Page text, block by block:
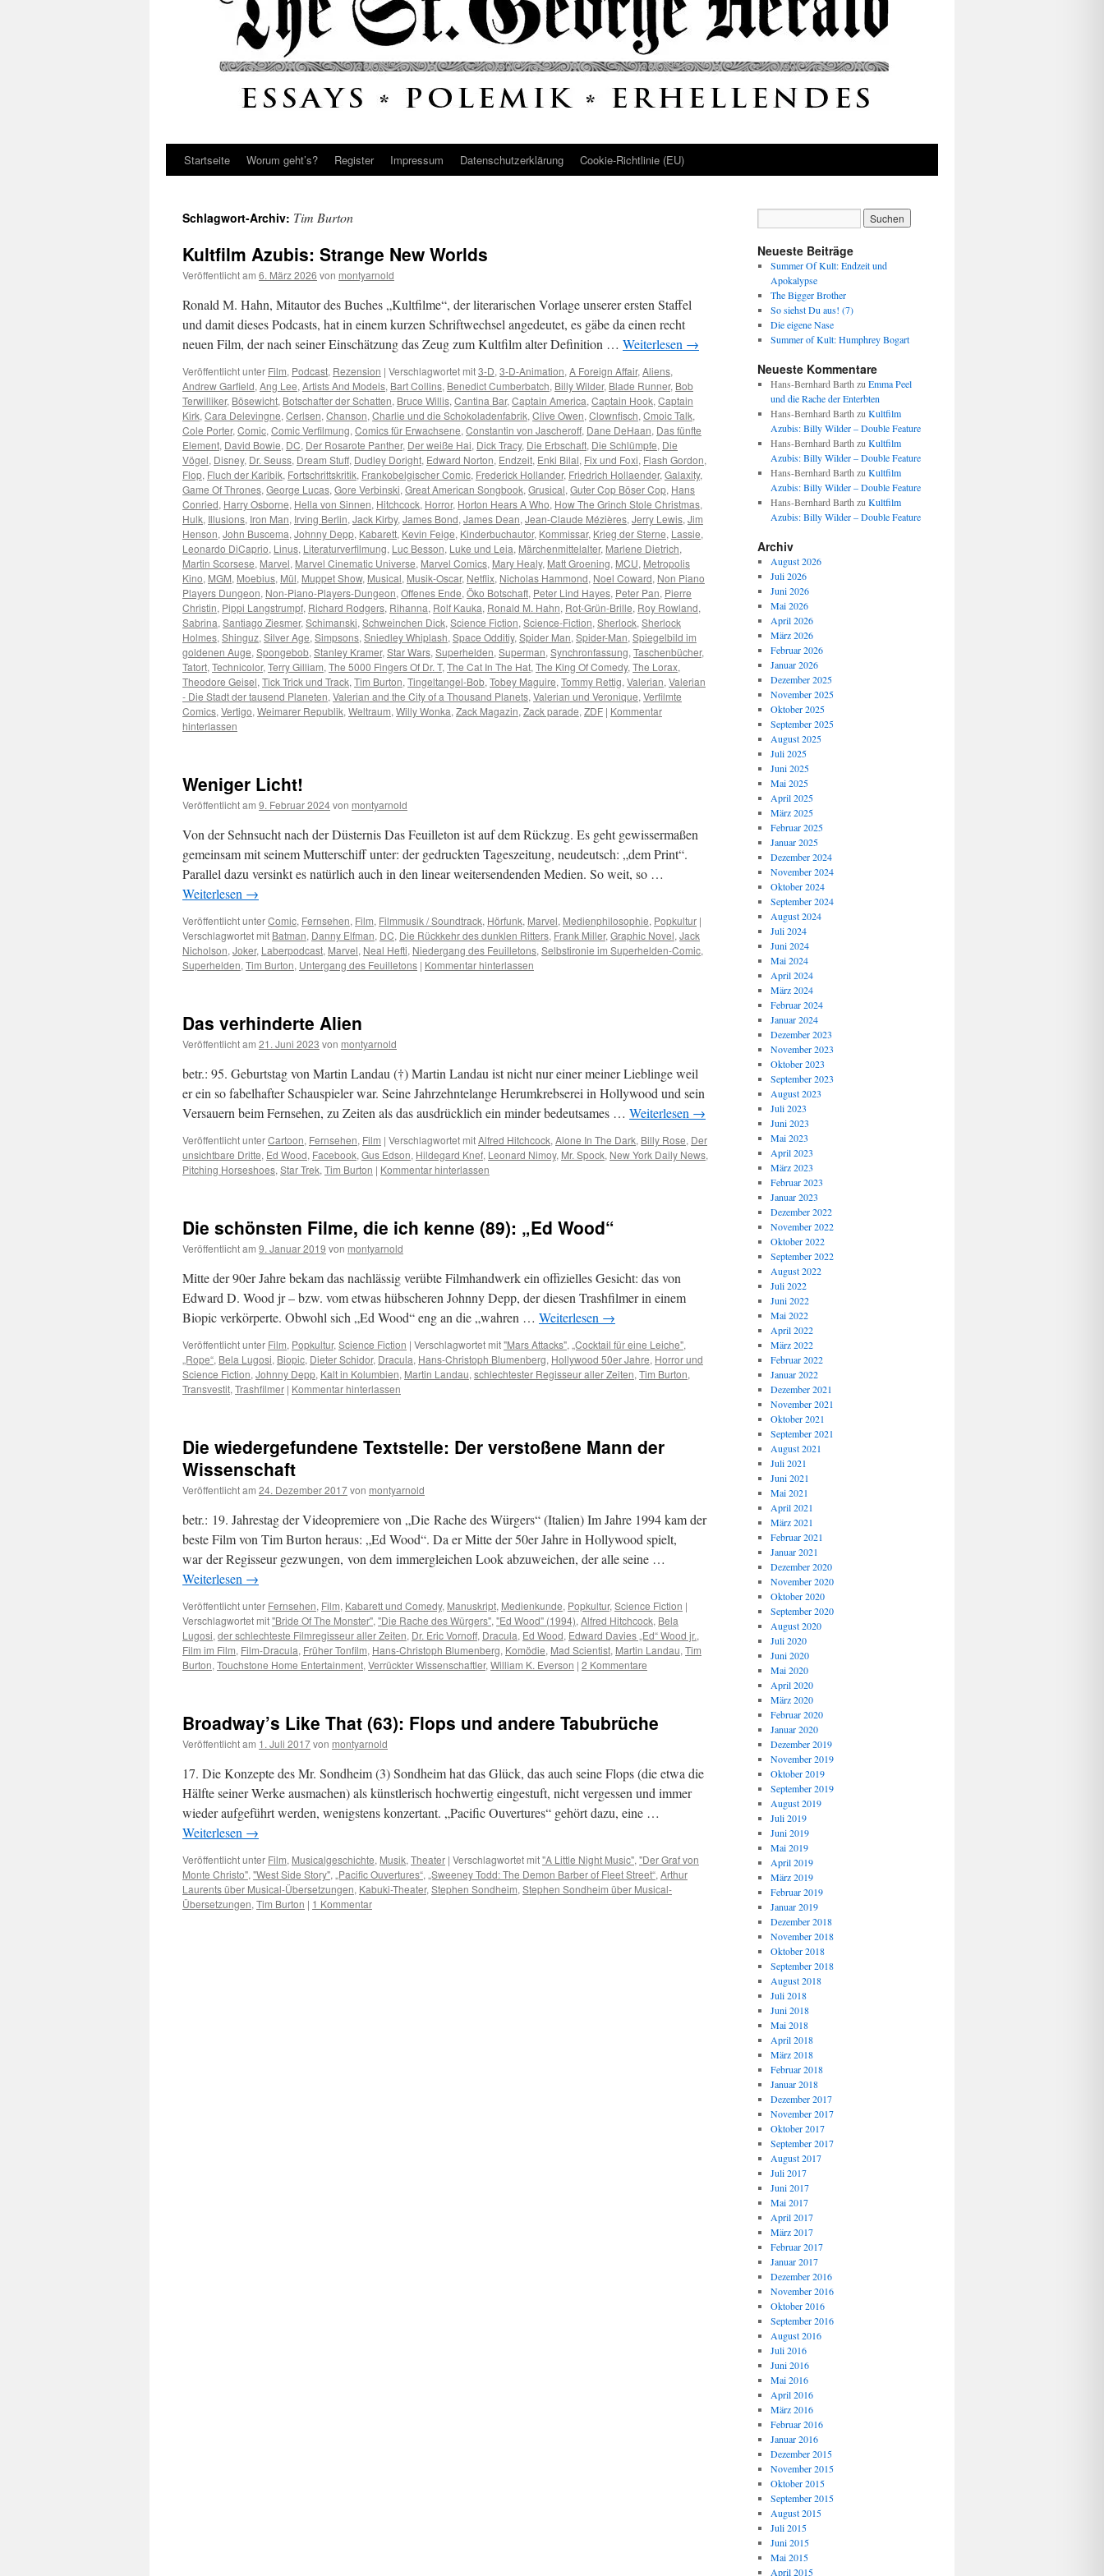
Startseite Worum geht’s? Register Impressum Datenschutz­erklärung Cookie-Richtlinie (EU)
Schlagwort-Archiv: Tim Burton
Kultfilm Azubis: Strange New Worlds
Veröffentlicht am 6. März 2026 von montyarnold
Ronald M. Hahn, Mitautor des Buches „Kultfilme“, der literarischen Vorlage unserer ersten Staffel
und damit dieses Podcasts, hat in einem kurzen Schriftwechsel angedeutet, es gäbe da einen recht
neuen Film, der nach seiner Einschätzung das Zeug zum Kultfilm alter Definition … Weiterlesen →
Veröffentlicht unter Film, Podcast, Rezension | Verschlagwortet mit3-D, 3-D-Animation, A Foreign Affair, Aliens,
Andrew Garfield, Ang Lee, Artists And Models, Bart Collins, Benedict Cumberbatch, Billy Wilder, Blade Runner, Bob
Terwilliker, Bösewicht, Botschafter der Schatten, Bruce Willis, Cantina Bar, Captain America, Captain Hook, Captain
Kirk, Cara Delevingne, Cerlsen, Chanson, Charlie und die Schokoladenfabrik, Clive Owen, Clownfisch, Cmoic Talk,
Cole Porter, Comic, Comic Verfilmung, Comics für Erwachsene, Constantin von Jascheroff, Dane DeHaan, Das fünfte
Element, David Bowie, DC, Der Rosarote Panther, Der weiße Hai, Dick Tracy, Die Erbschaft, Die Schlümpfe, Die
Vögel, Disney, Dr. Seuss, Dream Stuff, Dudley Doright, Edward Norton, Endzeit, Enki Bilal, Fix und Foxi, Flash Gordon,
Flop, Fluch der Karibik, Fortschrittskritik, Frankobelgischer Comic, Frederick Hollander, Friedrich Hollaender, Galaxity,
Game Of Thrones, George Lucas, Gore Verbinski, Great American Songbook, Grusical, Guter Cop Böser Cop, Hans
Conried, Harry Osborne, Hella von Sinnen, Hitchcock, Horror, Horton Hears A Who, How The Grinch Stole Christmas,
Hulk, Illusions, Iron Man, Irving Berlin, Jack Kirby, James Bond, James Dean, Jean-Claude Mézières, Jerry Lewis, Jim
Henson, John Buscema, Johnny Depp, Kabarett, Kevin Feige, Kinderbuchautor, Kommissar, Krieg der Sterne, Lassie,
Leonardo DiCaprio, Linus, Literaturverfilmung, Luc Besson, Luke und Leia, Märchenmittelalter, Marlene Dietrich,
Martin Scorsese, Marvel, Marvel Cinematic Universe, Marvel Comics, Mary Healy, Matt Groening, MCU, Metropolis
Kino, MGM, Moebius, Mül, Muppet Show, Musical, Musik-Oscar, Netflix, Nicholas Hammond, Noel Coward, Non Piano
Players Dungeon, Non-Piano-Players-Dungeon, Offenes Ende, Öko Botschaft, Peter Lind Hayes, Peter Pan, Pierre
Christin, Pippi Langstrumpf, Richard Rodgers, Rihanna, Rolf Kauka, Ronald M. Hahn, Rot-Grün-Brille, Roy Rowland,
Sabrina, Santiago Ziesmer, Schimanski, Schweinchen Dick, Science Fiction, Science-Fiction, Sherlock, Sherlock
Holmes, Shinguz, Silver Age, Simpsons, Sniedley Whiplash, Space Odditiy, Spider Man, Spider-Man, Spiegelbild im
goldenen Auge, Spongebob, Stanley Kramer, Star Wars, Superhelden, Superman, Synchronfassung, Taschenbücher,
Tatort, Technicolor, Terry Gilliam, The 5000 Fingers Of Dr. T, The Cat In The Hat, The King Of Comedy, The Lorax,
Theodore Geisel, Tick Trick und Track, Tim Burton, Tingeltangel-Bob, Tobey Maguire, Tommy Rettig, Valerian, Valerian
- Die Stadt der tausend Planeten, Valerian and the City of a Thousand Planets, Valerian und Veronique, Verfilmte
Comics, Vertigo, Weimarer Republik, Weltraum, Willy Wonka, Zack Magazin, Zack parade, ZDF | Kommentar
hinterlassen
Weniger Licht!
Veröffentlicht am 9. Februar 2024von montyarnold
Von der Sehnsucht nach der Düsternis Das Feuilleton ist auf dem Rückzug. Es geht gewissermaßen
gemeinsam mit seinem Mutterschiff unter: der gedruckten Tageszeitung, neudeutsch: „dem Print“.
Parallel dazu versinkt es natürlich auch in den linear weitersendenden Medien. So weit, so …
Weiterlesen →
Veröffentlicht unterComic, Fernsehen, Film, Filmmusik / Soundtrack, Hörfunk, Marvel, Medienphilosophie, Popkultur |
Verschlagwortet mit Batman, Danny Elfman, DC, Die Rückkehr des dunklen Ritters, Frank Miller, Graphic Novel, Jack
Nicholson, Joker, Laberpodcast, Marvel, Neal Hefti, Niedergang des Feuilletons, Selbstironie im Superhelden-Comic,
Superhelden, Tim Burton, Untergang des Feuilletons | Kommentar hinterlassen
Das verhinderte Alien
Veröffentlicht am 21. Juni 2023 von montyarnold
betr.: 95. Geburtstag von Martin Landau (†) Martin Landau ist nicht nur einer meiner Lieblinge weil
er ein so fabelhafter Schauspieler war. Seine Jahrzehntelange Herumkrebserei in Hollywood und sein
Versauern beim Fernsehen, zu Zeiten als das ausdrücklich ein minder bedeutsames … Weiterlesen →
Veröffentlicht unterCartoon, Fernsehen, Film | Verschlagwortet mitAlfred Hitchcock, Alone In The Dark, Billy Rose, Der
unsichtbare Dritte, Ed Wood, Facebook, Gus Edson, Hildegard Knef, Leonard Nimoy, Mr. Spock, New York Daily News,
Pitching Horseshoes, Star Trek, Tim Burton | Kommentar hinterlassen
Die schönsten Filme, die ich kenne (89): „Ed Wood“
Veröffentlicht am 9. Januar 2019 von montyarnold
Mitte der 90er Jahre bekam das nachlässig verübte Filmhandwerk ein offizielles Gesicht: das von
Edward D. Wood jr – bzw. vom etwas hübscheren Johnny Depp, der diesen Trashfilmer in einem
Biopic verkörperte. Obwohl sich „Ed Wood“ eng an die „wahren … Weiterlesen →
Veröffentlicht unter Film, Popkultur, Science Fiction | Verschlagwortet mit"Mars Attacks", „Cocktail für eine Leiche",
„Rope“, Bela Lugosi, Biopic, Dieter Schidor, Dracula, Hans-Christoph Blumenberg, Hollywood 50er Jahre, Horror und
Science Fiction, Johnny Depp, Kalt in Kolumbien, Martin Landau, schlechtester Regisseur aller Zeiten, Tim Burton,
Transvestit, Trashfilmer | Kommentar hinterlassen
Die wiedergefundene Textstelle: Der verstoßene Mann der
Wissenschaft
Veröffentlicht am 24. Dezember 2017von montyarnold
betr.: 19. Jahrestag der Videopremiere von „Die Rache des Würgers“ (Italien) Im Jahre 1994 kam der
beste Film von Tim Burton heraus: „Ed Wood“. Da er Mitte der 50er Jahre in Hollywood spielt,
war der Regisseur gezwungen, von dem immergleichen Look abzuweichen, der alle seine …
Weiterlesen →
Veröffentlicht unter Fernsehen, Film, Kabarett und Comedy, Manuskript, Medienkunde, Popkultur, Science Fiction |
Verschlagwortet mit"Bride Of The Monster", "Die Rache des Würgers", "Ed Wood" (1994), Alfred Hitchcock, Bela
Lugosi, der schlechteste Filmregisseur aller Zeiten, Dr. Eric Vornoff, Dracula, Ed Wood, Edward Davies „Ed“ Wood jr.,
Film im Film, Film-Dracula, Früher Tonfilm, Hans-Christoph Blumenberg, Komödie, Mad Scientist, Martin Landau, Tim
Burton, Touchstone Home Entertainment, Verrückter Wissenschaftler, William K. Everson | 2 Kommentare
Broadway’s Like That (63): Flops und andere Tabubrüche
Veröffentlicht am 1. Juli 2017von montyarnold
17. Die Konzepte des Mr. Sondheim (3) Sondheim hat das Glück, das auch seine Flops (die etwa die
Hälfte seiner Werke ausmachen) als künstlerisch hochwertig eingestuft, nicht vergessen und immer
wieder aufgeführt werden, wenigstens konzertant. „Pacific Ouvertures“ gehört dazu, eine …
Weiterlesen →
Veröffentlicht unter Film, Musicalgeschichte, Musik, Theater | Verschlagwortet mit"A Little Night Music", "Der Graf von
Monte Christo", "West Side Story", „Pacific Ouvertures“, „Sweeney Todd: The Demon Barber of Fleet Street“, Arthur
Laurents über Musical-Übersetzungen, Kabuki-Theater, Stephen Sondheim, Stephen Sondheim über Musical-
Übersetzungen, Tim Burton | 1 Kommentar
Neueste Beiträge
Summer Of Kult: Endzeit und
Apokalypse
The Bigger Brother
So siehst Du aus! (7)
Die eigene Nase
Summer of Kult: Humphrey Bogart
Neueste Kommentare
Hans-Bernhard Barth zu Emma Peel
und die Rache der Enterbten
Hans-Bernhard Barth zu Kultfilm
Azubis: Billy Wilder – Double Feature
Hans-Bernhard Barth zu Kultfilm
Azubis: Billy Wilder – Double Feature
Hans-Bernhard Barth zu Kultfilm
Azubis: Billy Wilder – Double Feature
Hans-Bernhard Barth zu Kultfilm
Azubis: Billy Wilder – Double Feature
Archiv
August 2026
Juli 2026
Juni 2026
Mai 2026
April 2026
März 2026
Februar 2026
Januar 2026
Dezember 2025
November 2025
Oktober 2025
September 2025
August 2025
Juli 2025
Juni 2025
Mai 2025
April 2025
März 2025
Februar 2025
Januar 2025
Dezember 2024
November 2024
Oktober 2024
September 2024
August 2024
Juli 2024
Juni 2024
Mai 2024
April 2024
März 2024
Februar 2024
Januar 2024
Dezember 2023
November 2023
Oktober 2023
September 2023
August 2023
Juli 2023
Juni 2023
Mai 2023
April 2023
März 2023
Februar 2023
Januar 2023
Dezember 2022
November 2022
Oktober 2022
September 2022
August 2022
Juli 2022
Juni 2022
Mai 2022
April 2022
März 2022
Februar 2022
Januar 2022
Dezember 2021
November 2021
Oktober 2021
September 2021
August 2021
Juli 2021
Juni 2021
Mai 2021
April 2021
März 2021
Februar 2021
Januar 2021
Dezember 2020
November 2020
Oktober 2020
September 2020
August 2020
Juli 2020
Juni 2020
Mai 2020
April 2020
März 2020
Februar 2020
Januar 2020
Dezember 2019
November 2019
Oktober 2019
September 2019
August 2019
Juli 2019
Juni 2019
Mai 2019
April 2019
März 2019
Februar 2019
Januar 2019
Dezember 2018
November 2018
Oktober 2018
September 2018
August 2018
Juli 2018
Juni 2018
Mai 2018
April 2018
März 2018
Februar 2018
Januar 2018
Dezember 2017
November 2017
Oktober 2017
September 2017
August 2017
Juli 2017
Juni 2017
Mai 2017
April 2017
März 2017
Februar 2017
Januar 2017
Dezember 2016
November 2016
Oktober 2016
September 2016
August 2016
Juli 2016
Juni 2016
Mai 2016
April 2016
März 2016
Februar 2016
Januar 2016
Dezember 2015
November 2015
Oktober 2015
September 2015
August 2015
Juli 2015
Juni 2015
Mai 2015
April 2015